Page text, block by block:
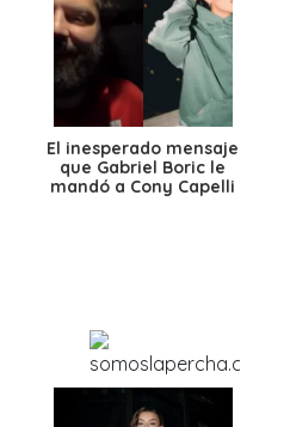
El inesperado mensaje
que Gabriel Boric le
mandó a Cony Capelli